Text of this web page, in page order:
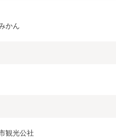
観光公社